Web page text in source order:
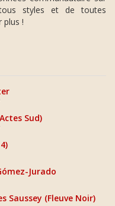
styles et de toutes
plus !
Sud)
Jurado
Saussey (Fleuve Noir)